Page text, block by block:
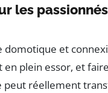
les
domotique et
plein essor, et
peut réellement